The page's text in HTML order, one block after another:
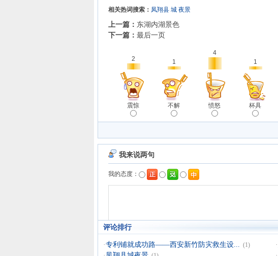
相关热词搜索： 凤翔县 城 夜景
上一篇： 东湖内湖景色
下一篇： 最后一页
2
震惊
1
不解
4
愤怒
1
杯具
评论排行
·专利铺就成功路——西安新竹防灾救生设... (1) ·